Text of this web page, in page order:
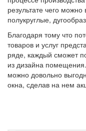
результате чего
полукруглые,
Благодаря тому что
товаров и услуг
ряде, каждый сможет
из дизайна
можно довольно
окна, сделав на нем